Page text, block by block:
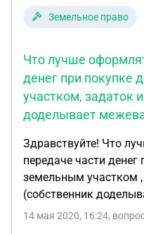
Остановился на
Какие могут быть
Земельное право
Что лучше
денег при покупке
участком, задаток
доделывает
Здравствуйте! Что
передаче части денег
земельным участком
(собственник
14 мая 2020, 16:24,